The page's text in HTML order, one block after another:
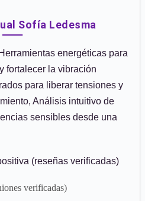
Sofía Ledesma
Herramientas energéticas para
fortalecer la vibración
para liberar tensiones y
Análisis intuitivo de
sensibles desde una
(reseñas verificadas)
verificadas)